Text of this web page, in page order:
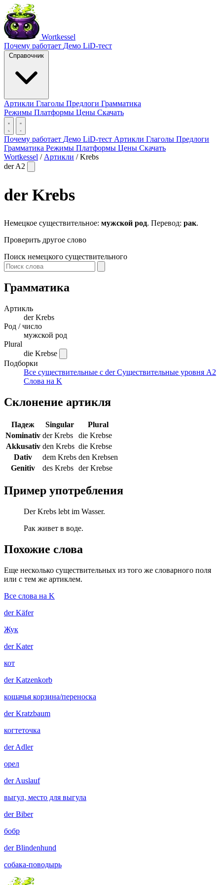
Wortkessel
Почему работает Демо LiD-тест
Справочник
Артикли Глаголы Предлоги Грамматика
Режимы Платформы Цены Скачать
Почему работает Демо LiD-тест Артикли Глаголы Предлоги
Грамматика Режимы Платформы Цены Скачать
Wortkessel / Артикли / Krebs
derA2
derKrebs
Немецкое существительное: мужской род. Перевод: рак.
Проверить другое слово
Поиск немецкого существительного
Грамматика
Артикль
derKrebs
Род / число
мужской род
Plural
die Krebse
Подборки
Все существительные с derСуществительные уровня A2
Слова на K
Склонение артикля
Падеж Singular
Plural
Nominativ der Krebs
die Krebse
Akkusativ den Krebs die Krebse
Dativ
dem Krebs den Krebsen
Genitiv
des Krebs der Krebse
Пример употребления
Der Krebs lebt im Wasser.
Рак живет в воде.
Похожие слова
Еще несколько существительных из того же словарного поля
или с тем же артиклем.
Все слова на K
derKäfer
Жук
derKater
кот
derKatzenkorb
кошачья корзина/переноска
derKratzbaum
когтеточка
derAdler
орел
derAuslauf
выгул, место для выгула
derBiber
бобр
derBlindenhund
собака-поводырь